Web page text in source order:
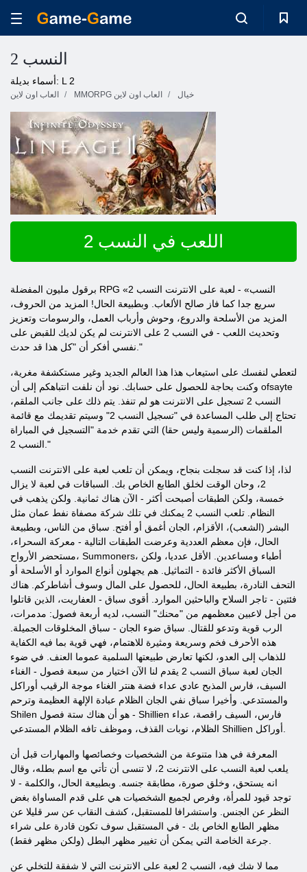
النسب 2
أسماء بديلة: L 2
العاب اون لاين MMORPG العاب اون لاين خيال
اللعب في النسب 2
برقول مليون المفضلة RPG «النسب» - لعبة على الانترنت النسب 2
سريع جدا كما فاز صالح الألعاب. وبطبيعة الحال! المزيد من الحروف،
المزيد من الأسلحة والدروع، وحوش وأرباب العمل، والرسومات وتعزيز
وتحديث اللعب - في النسب 2 على الانترنت لم يكن لديك للقبض على
نفسي أفكر أن "كل هذا قد حدث."
لتعطي لنفسك على استيعاب هذا هذا العالم الجديد وغير مستكشفة مغرية،
وكنت بحاجة للحصول على حسابك. نود أن نلفت انتباهكم إلى أن ofsayte
النسب 2 تسجيل على الانترنت هو لم تنفذ. يتم ذلك على جانب الملقم،
تحتاج إلى طلب المساعدة في "تسجيل النسب 2" وسيتم تقديمك مع قائمة
الملقمات (الرسمية وليس حقا) التي تقدم خدمة "التسجيل في المباراة
النسب 2."
لذا، إذا كنت قد سجلت بنجاح، ويمكن أن تلعب لعبة على الانترنت النسب
2، وحان الوقت لخلق الطابع الخاص بك. السباقات في لعبة لا يزال
خمسة، ولكن الطبقات أصبحت أكثر - الآن هناك ثمانية. ولكن يذهب في
النظام. تلعب النسب 2 يمكنك في تلك شركة مصفاة نفط عمان مثل
البشر (الشعب)، الأقزام، الجان أغمق أو أفتح. سباق من الناس، وبطبيعة
الحال، فإن معظم العددية وعرضت الطبقات التالية - معركة السحراء،
مستحضر الأرواح، Summoners، أطباء ومساعدين. الأقل عدديا، ولكن
السباق الأكثر فائدة - التماثيل. هم يجهلون أنواع الموارد أو الأسلحة أو
التحف النادرة، بطبيعة الحال، للحصول على المال وسوف أشاطركم. هناك
فئتين - تاجر السلاح والباحثين الموارد. أقوى سباق - العفاريت، الذين قاتلوا
من أجل لاعبين معظمهم من "محنك" النسب، لديه أربعة فصول: مدمرات،
الرب قوية وتدعو للقتال. سباق ضوء الجان - سباق المخلوقات الجميلة.
هذه الأحرف فخم وسريعة ومثيرة للاهتمام، فهي قوية بما فيه الكفاية
للذهاب إلى العدو، لكنها تعارض طبيعتها السلمية عموما العنف. في ضوء
الجان لعبة سباق النسب 2 يقدم لنا الآن اختيار من سبعة فصول - الغناء
السيف، فارس المذبح عادي عداء فضة هنتر الغناء موجة الرقيب أوراكل
والمستدعي. وأخيرا سباق نفي الجان الظلام عبادة الإلهة العظيمة وترحم
Shilen هو أن هناك ستة فصول - Shillien فارس، السيف راقصة، عداء
المعرفة في هذا متنوعة من الشخصيات وخصائصها والمهارات قبل أن
يلعب لعبة النسب على الانترنت 2، لا تنسى أن تأتي مع اسم بطله، وقال
انه يستحق، وخلق صورة، مطابقة جنسه. وبطبيعة الحال، والكلمة - لا
توجد قيود للمرأة، وفرص لجميع الشخصيات هي على قدم المساواة بغض
النظر عن الجنس. واستشرافا للمستقبل، كشف النقاب عن سر قليلا عن
مظهر الطابع الخاص بك - في المستقبل سوف تكون قادرة على شراء
مما لا شك فيه، النسب 2 لعبة على الانترنت التي لا شفقة للتخلي عن